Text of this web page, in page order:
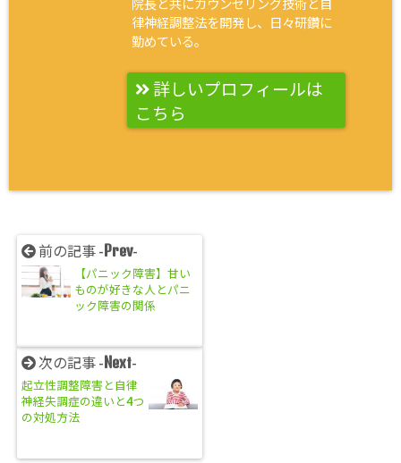
院長と共にカウンセリング技術と自
律神経調整法を開発し、日々研鑽に
勤めている。
詳しいプロフィールは
こちら
前の記事 -Prev-
【パニック障害】甘い
ものが好きな人とパニ
ック障害の関係
次の記事 -Next-
起立性調整障害と自律
神経失調症の違いと4つ
の対処方法